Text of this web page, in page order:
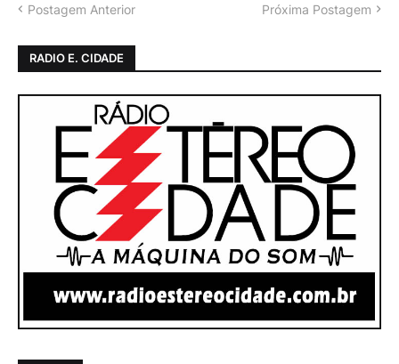
Postagem Anterior Próxima Postagem
RADIO E. CIDADE